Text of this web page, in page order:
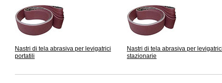
Nastri di tela abrasiva per levigatrici
portatili
Nastri di tela abrasiva per
stazionarie